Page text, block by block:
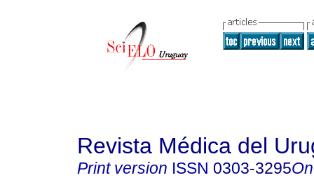
Revista Médica del
Print version ISSN 0303-3295